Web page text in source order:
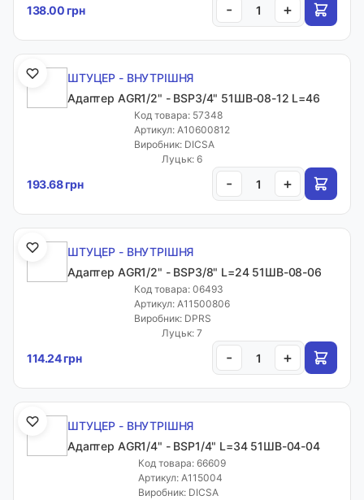
138.00 грн - +
ШТУЦЕР - ВНУТРІШНЯ
Адаптер AGR1/2" - BSP3/4" 51ШВ-08-12 L=46
Код товара: 57348
Артикул: A10600812
Виробник: DICSA
Луцьк: 6
193.68 грн - +
ШТУЦЕР - ВНУТРІШНЯ
Адаптер AGR1/2" - BSP3/8" L=24 51ШВ-08-06
Код товара: 06493
Артикул: A11500806
Виробник: DPRS
Луцьк: 7
114.24 грн - +
ШТУЦЕР - ВНУТРІШНЯ
Адаптер AGR1/4" - BSP1/4" L=34 51ШВ-04-04
Код товара: 66609
Артикул: A115004
Виробник: DICSA